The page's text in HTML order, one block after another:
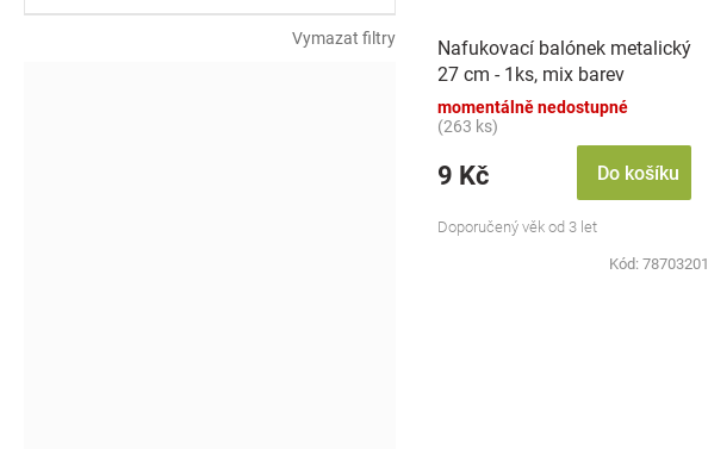
Vymazat filtry
Nafukovací balónek metalický
27 cm - 1ks, mix barev
momentálně nedostupné
(263 ks)
9 Kč Do košíku
Doporučený věk od 3 let
Kód: 78703201